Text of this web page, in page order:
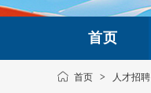
首页
首页 > 人才招聘